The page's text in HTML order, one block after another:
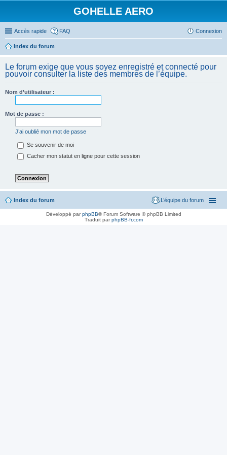
GOHELLE AERO
Accès rapide FAQ Connexion
Index du forum
Le forum exige que vous soyez enregistré et connecté pour
pouvoir consulter la liste des membres de l’équipe.
Nom d’utilisateur :
Mot de passe :
J’ai oublié mon mot de passe
Se souvenir de moi
Cacher mon statut en ligne pour cette session
Index du forum L’équipe du forum
Développé parphpBB® Forum Software © phpBB Limited
Traduit parphpBB-fr.com